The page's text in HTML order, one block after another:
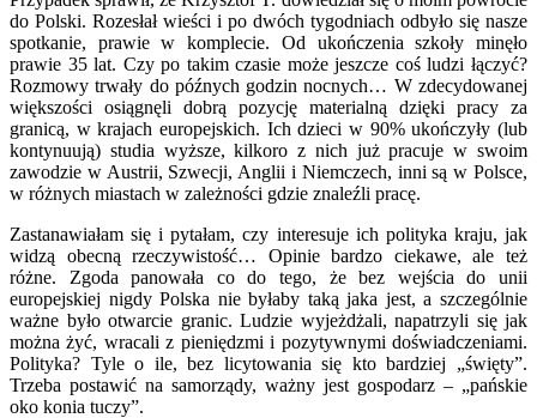
do Polski. Rozesłał wieści i po dwóch tygodniach odbyło się nasze
spotkanie, prawie w komplecie. Od ukończenia szkoły minęło
prawie 35 lat. Czy po takim czasie może jeszcze coś ludzi łączyć?
Rozmowy trwały do późnych godzin nocnych… W zdecydowanej
większości osiągnęli dobrą pozycję materialną dzięki pracy za
granicą, w krajach europejskich. Ich dzieci w 90% ukończyły (lub
kontynuują) studia wyższe, kilkoro z nich już pracuje w swoim
zawodzie w Austrii, Szwecji, Anglii i Niemczech, inni są w Polsce,
w różnych miastach w zależności gdzie znaleźli pracę.
Zastanawiałam się i pytałam, czy interesuje ich polityka kraju, jak
widzą obecną rzeczywistość… Opinie bardzo ciekawe, ale też
różne. Zgoda panowała co do tego, że bez wejścia do unii
europejskiej nigdy Polska nie byłaby taką jaka jest, a szczególnie
ważne było otwarcie granic. Ludzie wyjeżdżali, napatrzyli się jak
można żyć, wracali z pieniędzmi i pozytywnymi doświadczeniami.
Polityka? Tyle o ile, bez licytowania się kto bardziej „święty”.
Trzeba postawić na samorządy, ważny jest gospodarz – „pańskie
oko konia tuczy”.